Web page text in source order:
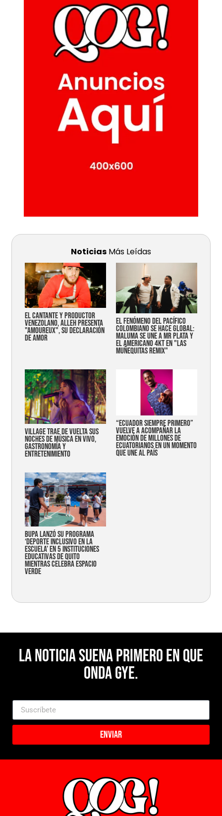
Noticias Más Leídas
EL CANTANTE Y PRODUCTOR
VENEZOLANO, ALLEH PRESENTA
"AMOUREUX", SU DECLARACIÓN
DE AMOR
EL FENÓMENO DEL PACÍFICO
COLOMBIANO SE HACE GLOBAL:
MALUMA SE UNE A MR PLATA Y
EL AMERICANO 4KT EN "LAS
MUÑEQUITAS REMIX"
Village trae de vuelta sus
noches de música en vivo,
gastronomía y
entretenimiento
“Ecuador siempre primero”
vuelve a acompañar la
emoción de millones de
ecuatorianos en un momento
que une al país
Bupa lanzó su programa
‘Deporte Inclusivo en la
Escuela’ en 5 instituciones
educativas de Quito
mientras celebra espacio
verde
La noticia suena primero en Que
Onda Gye.
Enviar